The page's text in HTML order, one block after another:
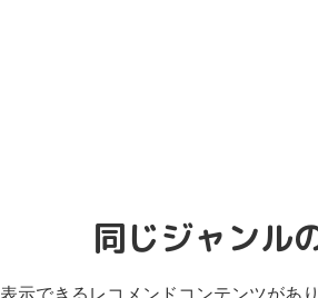
同じジャンル